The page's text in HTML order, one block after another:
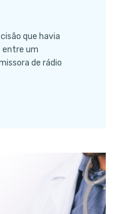
que havia
entre um
de rádio